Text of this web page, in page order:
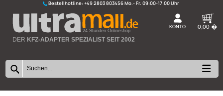
Bestellhotline:+49 2803 803456
24 Stunden Onlineshop